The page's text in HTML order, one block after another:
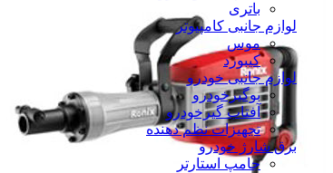
باتری
لوازم جانبی کامپیوتر
موس
کیبورد
لوازم جانبی خودرو
بوگیرخودرو
آفتاب گیرخودرو
تجهیزات نظم دهنده
برق شارژ خودرو
جامپ استارتر